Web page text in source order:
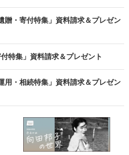
贈・寄付特集」資料請求＆プレゼン
特集」資料請求＆プレゼント
用・相続特集」資料請求＆プレゼン